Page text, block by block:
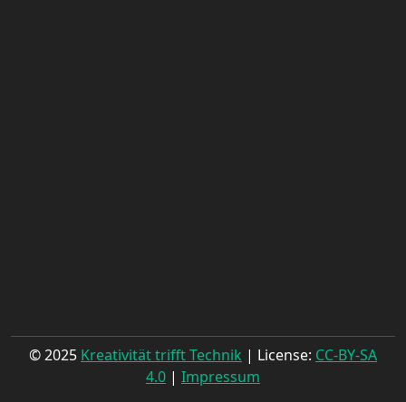
© 2025 Kreativität trifft Technik | License: CC-BY-SA
4.0 | Impressum